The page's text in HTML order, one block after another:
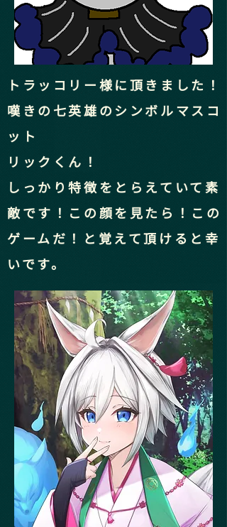
トラッコリー様に頂きました！
嘆きの七英雄のシンボルマスコ
ット
​リックくん！
しっかり特徴をとらえていて素
敵です！この顔を見たら！この
ゲームだ！と覚えて頂けると幸
いです。